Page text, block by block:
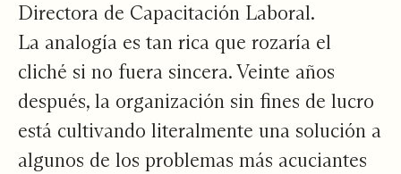
Directora de Capacitación Laboral.
La analogía es tan rica que rozaría el
cliché si no fuera sincera. Veinte años
después, la organización sin fines de lucro
está cultivando literalmente una solución a
algunos de los problemas más acuciantes